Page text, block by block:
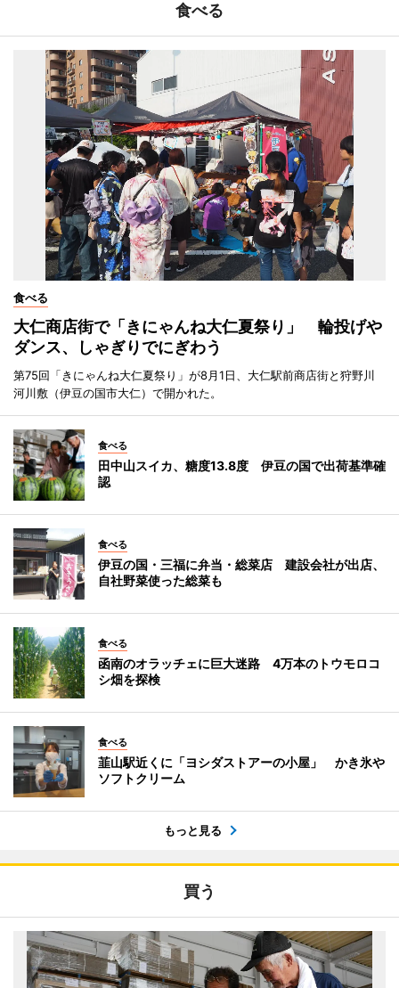
食べる
食べる
大仁商店街で「きにゃんね大仁夏祭り」 輪投げや
ダンス、しゃぎりでにぎわう
第75回「きにゃんね大仁夏祭り」が8月1日、大仁駅前商店街と狩野川
河川敷（伊豆の国市大仁）で開かれた。
食べる
田中山スイカ、糖度13.8度 伊豆の国で出荷基準確
認
食べる
伊豆の国・三福に弁当・総菜店 建設会社が出店、
自社野菜使った総菜も
食べる
函南のオラッチェに巨大迷路 4万本のトウモロコ
シ畑を探検
食べる
韮山駅近くに「ヨシダストアーの小屋」 かき氷や
ソフトクリーム
もっと見る
買う